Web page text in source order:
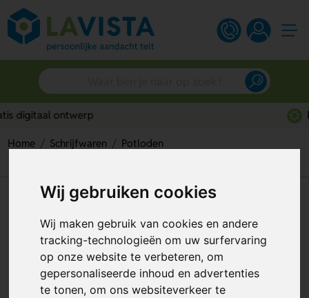
Wij gebruiken cookies
Wij maken gebruik van cookies en andere
tracking-technologieën om uw surfervaring
op onze website te verbeteren, om
gepersonaliseerde inhoud en advertenties
te tonen, om ons websiteverkeer te
Home Schrijfwaren
Potloden
Ongeslepen Potlood Met Gum
Artikelnummer: 58271